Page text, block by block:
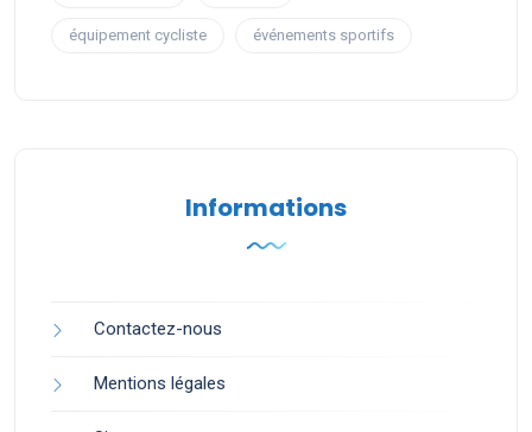
équipement cycliste événements sportifs
Informations
Contactez-nous
Mentions légales